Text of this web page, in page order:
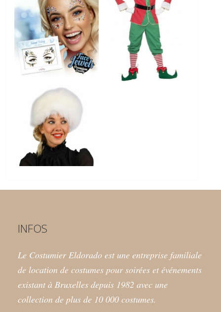
INFOS
Le Costumier Eldorado est une entreprise familiale
de location de costumes pour soirées et événements
existant à Bruxelles depuis 1982 avec une
collection de plus de 10 000 costumes.